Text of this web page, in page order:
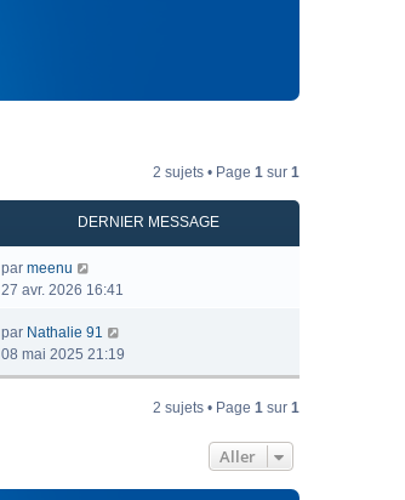
2 sujets • Page 1 sur 1
DERNIER MESSAGE
par meenu
27 avr. 2026 16:41
par Nathalie 91
08 mai 2025 21:19
2 sujets • Page 1 sur 1
Aller